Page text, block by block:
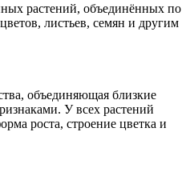
растений, объединённых по
листьев, семян и другим
объединяющая близкие
У всех растений
роста, строение цветка и